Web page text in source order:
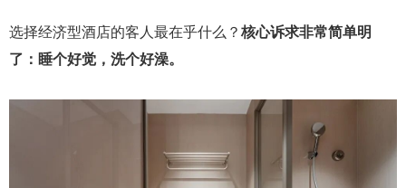
选择经济型酒店的客人最在乎什么？核心诉求非常简单明
了：睡个好觉，洗个好澡。